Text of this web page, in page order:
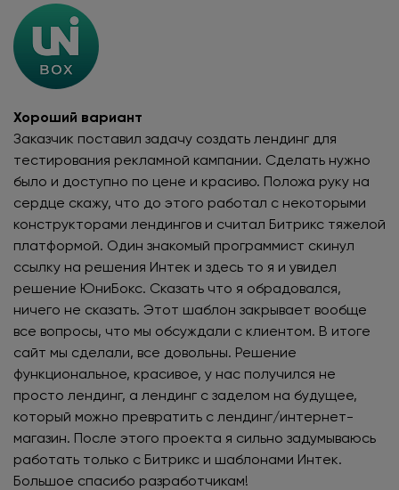
Хороший вариант
Заказчик поставил задачу создать лендинг для
тестирования рекламной кампании. Сделать нужно
было и доступно по цене и красиво. Положа руку на
сердце скажу, что до этого работал с некоторыми
конструкторами лендингов и считал Битрикс тяжелой
платформой. Один знакомый программист скинул
ссылку на решения Интек и здесь то я и увидел
решение ЮниБокс. Сказать что я обрадовался,
ничего не сказать. Этот шаблон закрывает вообще
все вопросы, что мы обсуждали с клиентом. В итоге
сайт мы сделали, все довольны. Решение
функциональное, красивое, у нас получился не
просто лендинг, а лендинг с заделом на будущее,
который можно превратить с лендинг/интернет-
магазин. После этого проекта я сильно задумываюсь
работать только с Битрикс и шаблонами Интек.
Большое спасибо разработчикам!